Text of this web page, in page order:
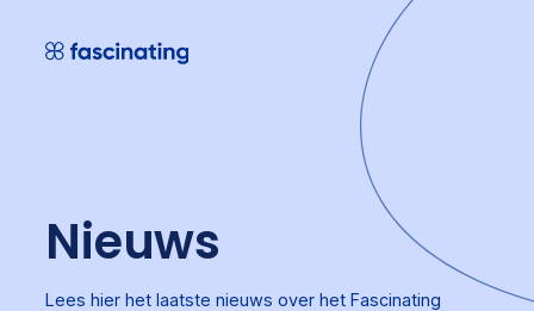
Nieuws
Lees hier het laatste nieuws over het Fascinating